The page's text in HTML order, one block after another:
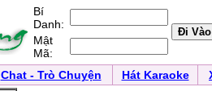
Bí
Danh:
Mật
Mã:
Chat - Trò Chuyện Hát Karaoke